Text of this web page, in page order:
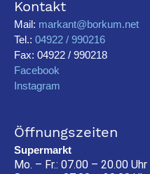
Kontakt
Mail: markant@borkum.net
Tel.: 04922 / 990216
Fax: 04922 / 990218
Facebook
Instagram
Öffnungszeiten
Supermarkt
Mo. – Fr.: 07.00 – 20.00 Uhr